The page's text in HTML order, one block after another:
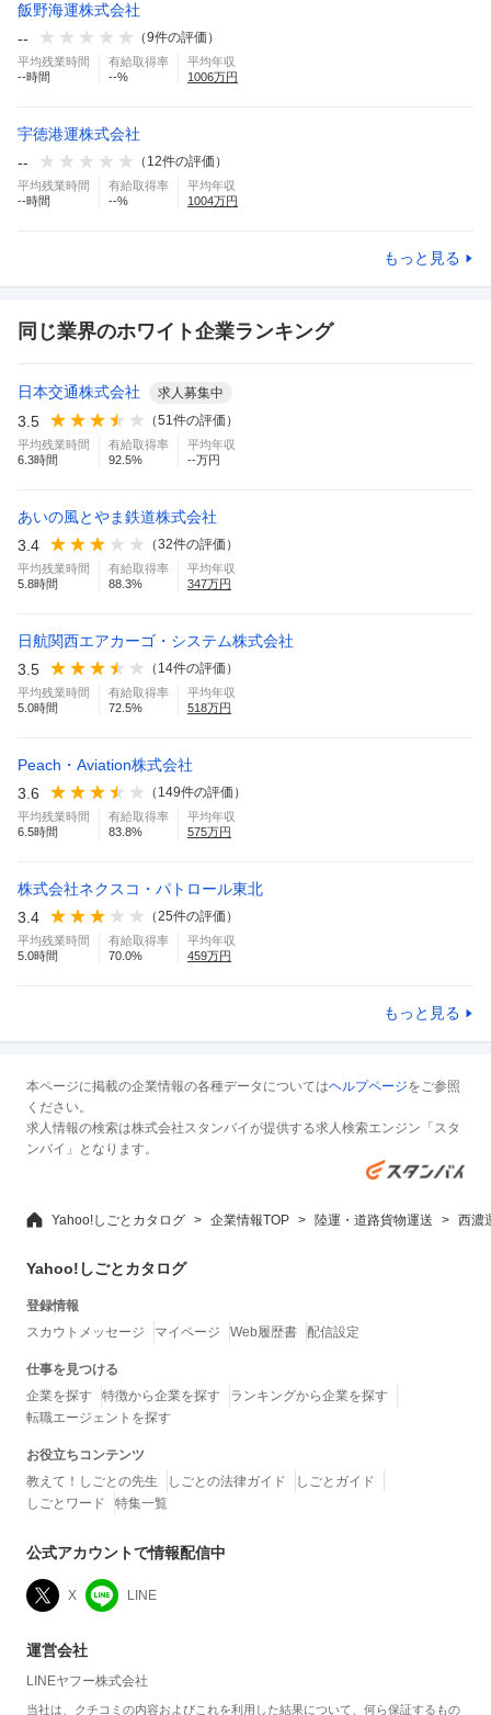
飯野海運株式会社
--
（9件の評価）
平均残業時間
--時間
有給取得率
--%
平均年収
1006万円
宇徳港運株式会社
--
（ 12件の評価）
平均残業時間
--時間
有給取得率
--%
平均年収
1004万円
もっと見る
同じ業界のホワイト企業ランキング
日本交通株式会社 求人募集中
3.5 （51件の評価）
平均残業時間
6.3時間
有給取得率
92.5%
平均年収
--万円
あいの風とやま鉄道株式会社
3.4
（32件の評価）
平均残業時間
5.8時間
有給取得率
88.3%
平均年収
347万円
日航関西エアカーゴ・システム株式会社
3.5
（ 14件の評価）
平均残業時間
5.0時間
有給取得率
72.5%
平均年収
518万円
Peach・Aviation株式会社
3.6
（ 149件の評価）
平均残業時間
6.5時間
有給取得率
83.8%
平均年収
575万円
株式会社ネクスコ・パトロール東北
3.4
（25件の評価）
平均残業時間
5.0時間
有給取得率
70.0%
平均年収
459万円
もっと見る
本ページに掲載の企業情報の各種データについてはヘルプページをご参照
ください。
求人情報の検索は株式会社スタンバイが提供する求人検索エンジン「スタ
ンバイ」となります。
Yahoo!しごとカタログ 企業情報TOP 陸運・道路貨物運送 西濃
Yahoo!しごとカタログ
登録情報
スカウトメッセージ
マイページ Web履歴書 配信設定
仕事を見つける
企業を探す
特徴から企業を探す
ランキングから企業を探す
転職エージェントを探す
お役立ちコンテンツ
教えて！しごとの先生
しごとの法律ガイド
しごとガイド
しごとワード
特集一覧
公式アカウントで情報配信中
X LINE
運営会社
LINEヤフー株式会社
当社は、クチコミの内容およびこれを利用した結果について、何ら保証するもの